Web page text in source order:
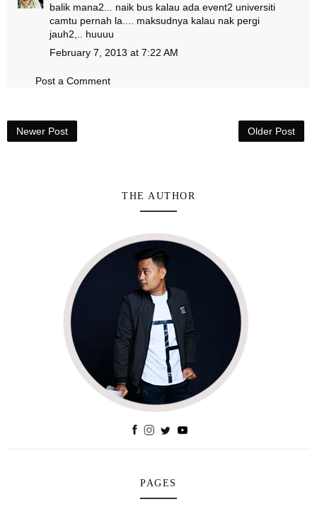
balik mana2... naik bus kalau ada event2 universiti
camtu pernah la.... maksudnya kalau nak pergi
jauh2,.. huuuu
February 7, 2013 at 7:22 AM
Post a Comment
Newer Post Older Post
THE AUTHOR
PAGES